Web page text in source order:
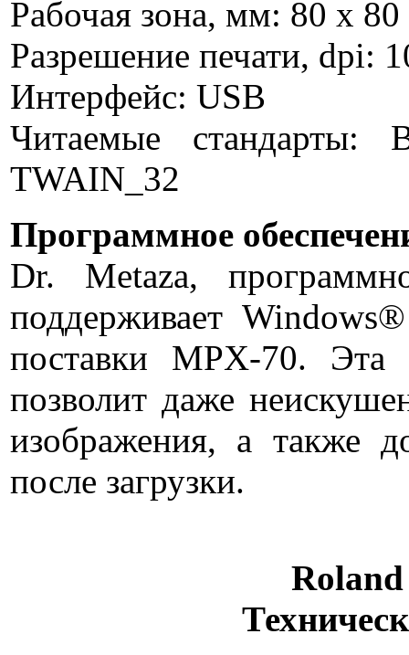
Рабочая зона, мм: 80 х 80
Разрешение печати, dpi:
Интерфейс: USB
Читаемые стандарты:
TWAIN_32
Программное
Dr. Metaza,
поддерживает
поставки MPX-70. Эта
позволит даже
изображения, а также
после загрузки.